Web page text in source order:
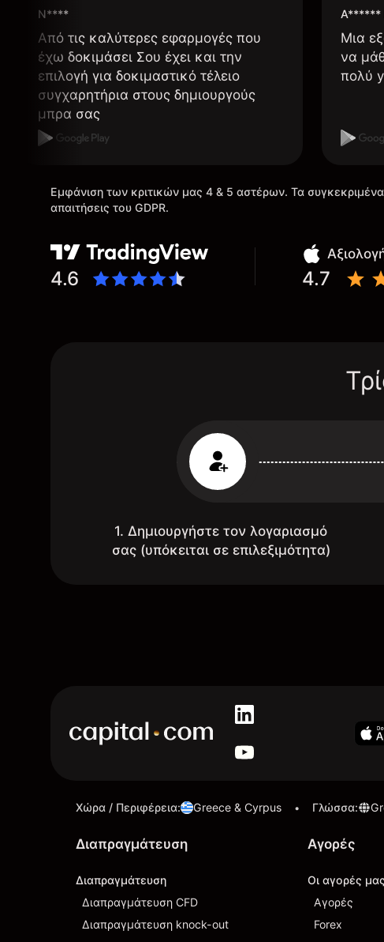
N****
Από τις καλύτερες εφαρμογές που
έχω δοκιμάσει Σου έχει και την
επιλογή για δοκιμαστικό τέλειο
συγχαρητήρια στους δημιουργούς
μπρα σας
A******
Μια
να
πολύ
Εμφάνιση των κριτικών μας 4 & 5 αστέρων. Τα
απαιτήσεις του GDPR.
4.6 4.7
1. Δημιουργήστε τον λογαριασμό
σας (υπόκειται σε επιλεξιμότητα)
Χώρα / Περιφέρεια: Greece & Cyrpus • Γλώσσα:
Διαπραγμάτευση
Διαπραγμάτευση
Διαπραγμάτευση CFD
Διαπραγμάτευση knock-out
Αγορές
Οι αγορές μας
Αγορές
Forex